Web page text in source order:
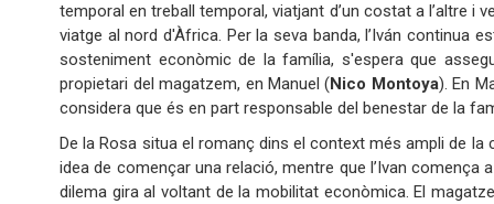
temporal en treball temporal, viatjant d’un costat a l’altre i
viatge al nord d'Àfrica. Per la seva banda, l’Iván continua
sosteniment econòmic de la família, s'espera que
propietari del magatzem, en Manuel (Nico Montoya). En
considera que és en part responsable del benestar de la
De la Rosa situa el romanç dins el context més ampli de
idea de començar una relació, mentre que l’Ivan
dilema gira al voltant de la mobilitat econòmica. El